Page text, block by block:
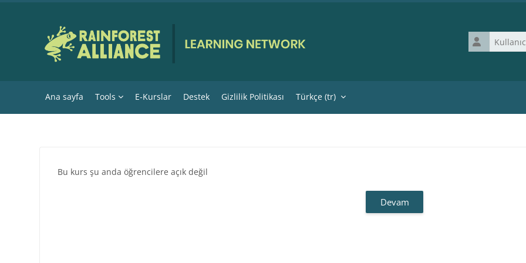
Kullanıcı adı
Ana sayfa Tools E-Kurslar Destek Gizlilik Politikası Türkçe ‎(tr)‎
Bu kurs şu anda öğrencilere açık değil
Devam